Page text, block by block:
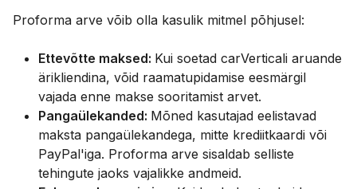
Proforma arve võib olla kasulik mitmel põhjusel:
Ettevõtte maksed: Kui soetad carVerticali aruande
ärikliendina, võid raamatupidamise eesmärgil
vajada enne makse sooritamist arvet.
Pangaülekanded: Mõned kasutajad eelistavad
maksta pangaülekandega, mitte krediitkaardi või
PayPal'iga. Proforma arve sisaldab selliste
tehingute jaoks vajalikke andmeid.